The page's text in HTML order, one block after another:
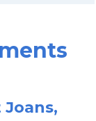
Joans,